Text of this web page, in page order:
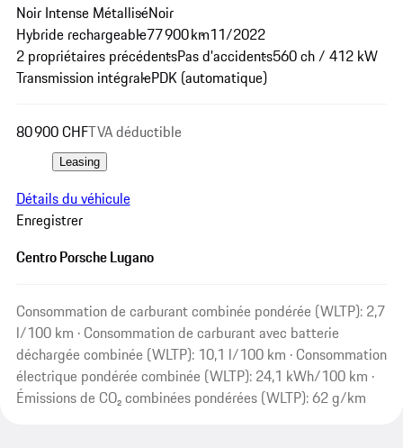
Noir Intense MétalliséNoir
Hybride rechargeable77 900 km11/2022
2 propriétaires précédentsPas d'accidents560 ch / 412 kW
Transmission intégralePDK (automatique)
80 900 CHFTVA déductible
Leasing
Détails du véhicule
Enregistrer
Centro Porsche Lugano
Consommation de carburant combinée pondérée (WLTP): 2,7
l/100 km · Consommation de carburant avec batterie
déchargée combinée (WLTP): 10,1 l/100 km · Consommation
électrique pondérée combinée (WLTP): 24,1 kWh/100 km ·
Émissions de CO₂ combinées pondérées (WLTP): 62 g/km